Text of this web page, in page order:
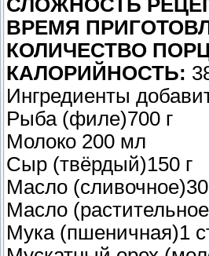
СЛОЖНОСТЬ
ВРЕМЯ
КОЛИЧЕСТВО
КАЛОРИЙНОСТЬ:
Ингредиенты
Рыба (филе)700 г
Молоко 200 мл
Сыр (твёрдый)150 г
Масло (сливочное)30
Масло
Мука (пшеничная)1